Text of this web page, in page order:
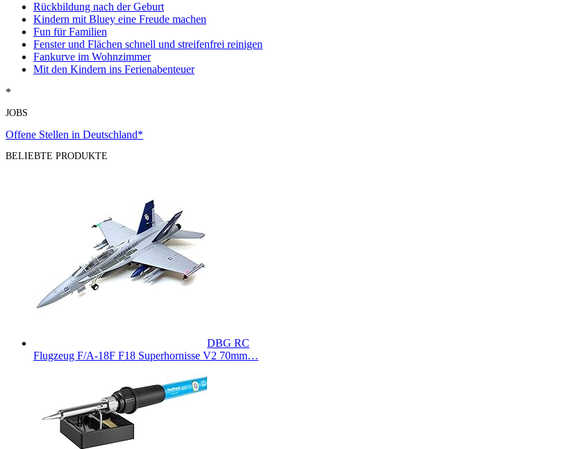
Rückbildung nach der Geburt
Kindern mit Bluey eine Freude machen
Fun für Familien
Fenster und Flächen schnell und streifenfrei reinigen
Fankurve im Wohnzimmer
Mit den Kindern ins Ferienabenteuer
*
JOBS
Offene Stellen in Deutschland*
BELIEBTE PRODUKTE
DBG RC
Flugzeug F/A-18F F18 Superhornisse V2 70mm…